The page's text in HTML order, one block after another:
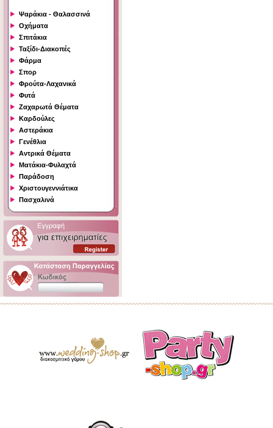
Ψαράκια - Θαλασσινά
Οχήματα
Σπιτάκια
Ταξίδι-Διακοπές
Φάρμα
Σπορ
Φρούτα-Λαχανικά
Φυτά
Ζαχαρωτά Θέματα
Καρδούλες
Αστεράκια
Γενέθλια
Αντρικά Θέματα
Ματάκια-Φυλαχτά
Παράδοση
Χριστουγεννιάτικα
Πασχαλινά